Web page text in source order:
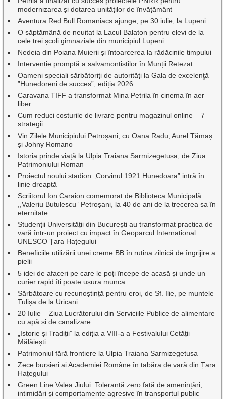
modernizarea și dotarea unităților de învățământ
Aventura Red Bull Romaniacs ajunge, pe 30 iulie, la Lupeni
O săptămână de neuitat la Lacul Balaton pentru elevi de la
cele trei școli gimnaziale din municipiul Lupeni
Nedeia din Poiana Muierii și întoarcerea la rădăcinile timpului
Intervenție promptă a salvamontiștilor în Munții Retezat
Oameni speciali sărbătoriți de autorități la Gala de excelenţă
”Hunedoreni de succes”, ediția 2026
Caravana TIFF a transformat Mina Petrila în cinema în aer
liber.
Cum reduci costurile de livrare pentru magazinul online – 7
strategii
Vin Zilele Municipiului Petroșani, cu Oana Radu, Aurel Tămaș
și Johny Romano
Istoria prinde viață la Ulpia Traiana Sarmizegetusa, de Ziua
Patrimoniului Roman
Proiectul noului stadion „Corvinul 1921 Hunedoara” intră în
linie dreaptă
Scriitorul Ion Caraion comemorat de Biblioteca Municipală
,,Valeriu Butulescu” Petroșani, la 40 de ani de la trecerea sa în
eternitate
Studenții Universității din București au transformat practica de
vară într-un proiect cu impact în Geoparcul Internațional
UNESCO Țara Hațegului
Beneficiile utilizării unei creme BB în rutina zilnică de îngrijire a
pielii
5 idei de afaceri pe care le poți începe de acasă și unde un
curier rapid îți poate ușura munca
Sărbătoare cu recunoștință pentru eroi, de Sf. Ilie, pe muntele
Tulișa de la Uricani
20 Iulie – Ziua Lucrătorului din Serviciile Publice de alimentare
cu apă și de canalizare
„Istorie și Tradiții” la ediția a VIII-a a Festivalului Cetății
Mălăiești
Patrimoniul fără frontiere la Ulpia Traiana Sarmizegetusa
Zece bursieri ai Academiei Române în tabăra de vară din Țara
Hațegului
Green Line Valea Jiului: Toleranță zero față de amenințări,
intimidări și comportamente agresive în transportul public